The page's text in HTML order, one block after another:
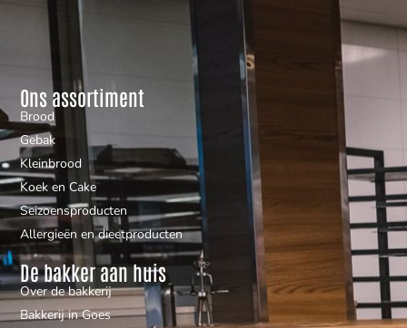
Ons assortiment
Brood
Gebak
Kleinbrood
Koek en Cake
Seizoensproducten
Allergieën en dieetproducten
De bakker aan huis
Over de bakkerij
Bakkerij in Goes